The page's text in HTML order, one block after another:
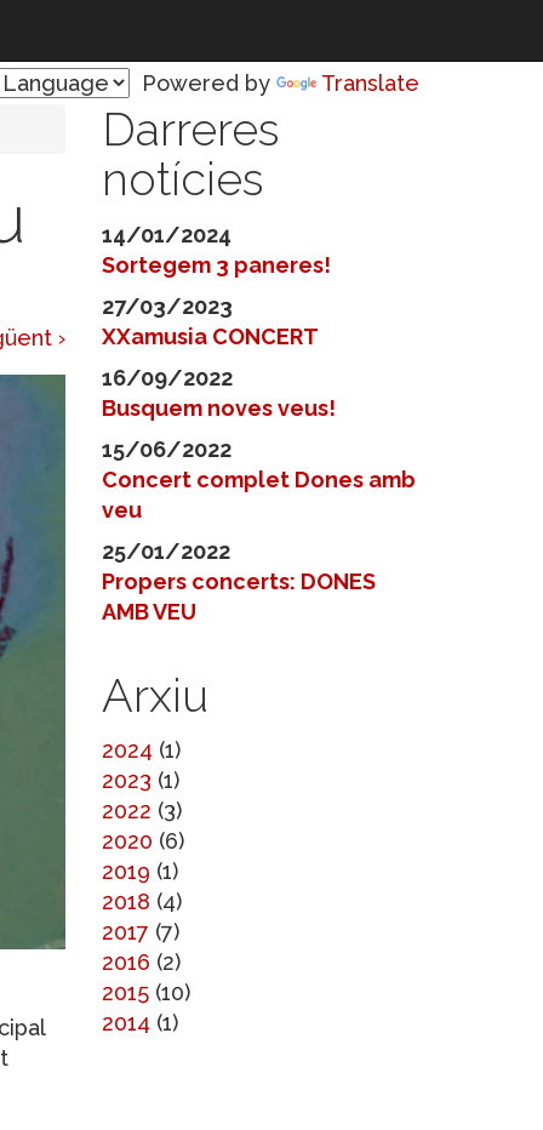
Powered by
Translate
›
Darreres
notícies
14/01/2024
Sortegem 3 paneres!
27/03/2023
XXamusia CONCERT
16/09/2022
Busquem noves veus!
15/06/2022
Concert complet Dones amb
veu
25/01/2022
Propers concerts: DONES
AMB VEU
Arxiu
2024 (1)
2023 (1)
2022 (3)
2020 (6)
2019 (1)
2018 (4)
2017 (7)
2016 (2)
2015(10)
2014 (1)